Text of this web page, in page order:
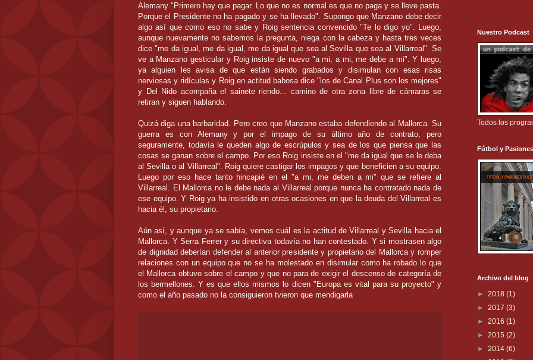
Alemany "Primero hay que pagar. Lo que no es normal es que no paga y se lleve pasta.
Porque el Presidente no ha pagado y se ha llevado". Supongo que Manzano debe decir
algo así que como eso no sabe y Roig sentencia convencido "Te lo digo yo". Luego,
aunque nuevamente no sabemos la pregunta, niega con la cabeza y hasta tres veces
dice "me da igual, me da igual, me da igual que sea al Sevilla que sea al Villarreal". Se
ve a Manzano gesticular y Roig insiste de nuevo "a mi, a mi, me debe a mi". Y luego,
ya alguien les avisa de que están siendo grabados y disimulan con esas risas
nerviosas y ridículas y Roig en actitud babosa dice "los de Canal Plus son los mejores"
y Del Nido acompaña el sainete riendo... camino de otra zona libre de cámaras se
retiran y siguen hablando.
Quizá diga una barbaridad. Pero creo que Manzano estaba defendiendo al Mallorca. Su
guerra es con Alemany y por el impago de su último año de contrato, pero
seguramente, todavía le queden algo de escrúpulos y sea de los que piensa que las
cosas se ganan sobre el campo. Por eso Roig insiste en el "me da igual que se le deba
al Sevilla o al Villarreal". Roig quiere castigar los impagos y que beneficien a su equipo.
Luego por eso hace tanto hincapié en el "a mi, me deben a mi" que se refiere al
Villarreal. El Mallorca no le debe nada al Villarreal porque nunca ha contratado nada de
ese equipo. Y Roig ya ha insistido en otras ocasiones en que la deuda del Villarreal es
hacia él, su propietario.
Aún así, y aunque ya se sabía, vemos cuál es la actitud de Villarreal y Sevilla hacia el
Mallorca. Y Serra Ferrer y su directiva todavía no han contestado. Y si mostrasen algo
de dignidad deberían defender al anterior presidente y propietario del Mallorca y romper
relaciones con un equipo que no se ha molestado en disimular como ha robado lo que
el Mallorca obtuvo sobre el campo y que no para de exigir el descenso de categoría de
los bermellones. Y es que ellos mismos lo dicen "Europa es vital para su proyecto" y
como el año pasado no la consiguieron tvieron que mendigarla
Nuestro Podcast
Todos los
Fútbol y
Archivo del blog
► 2018 (1)
► 2017 (3)
► 2016 (1)
► 2015 (2)
► 2014 (6)